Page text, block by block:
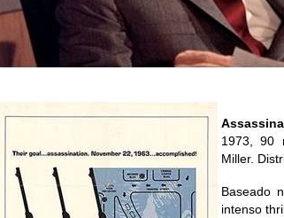
1973, 90
Miller.
Baseado
intenso